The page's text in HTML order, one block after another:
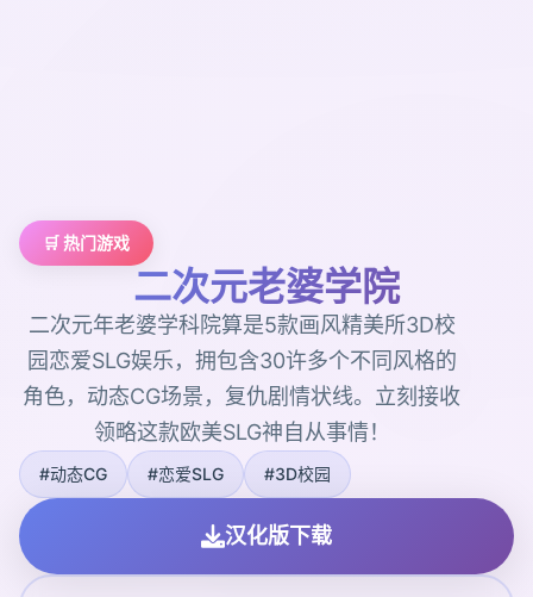
🛒 热门游戏
二次元老婆学院
二次元年老婆学科院算是5款画风精美所3D校
园恋爱SLG娱乐，拥包含30许多个不同风格的
角色，动态CG场景，复仇剧情状线。立刻接收
领略这款欧美SLG神自从事情！
#动态CG #恋爱SLG #3D校园
汉化版下载